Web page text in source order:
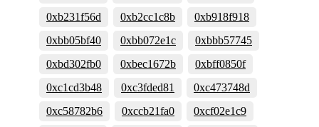
0xb231f56d
0xb2cc1c8b
0xb918f918
0xbb05bf40
0xbb072e1c
0xbbb57745
0xbd302fb0
0xbec1672b
0xbff0850f
0xc1cd3b48
0xc3fded81
0xc473748d
0xc58782b6
0xccb21fa0
0xcf02e1c9